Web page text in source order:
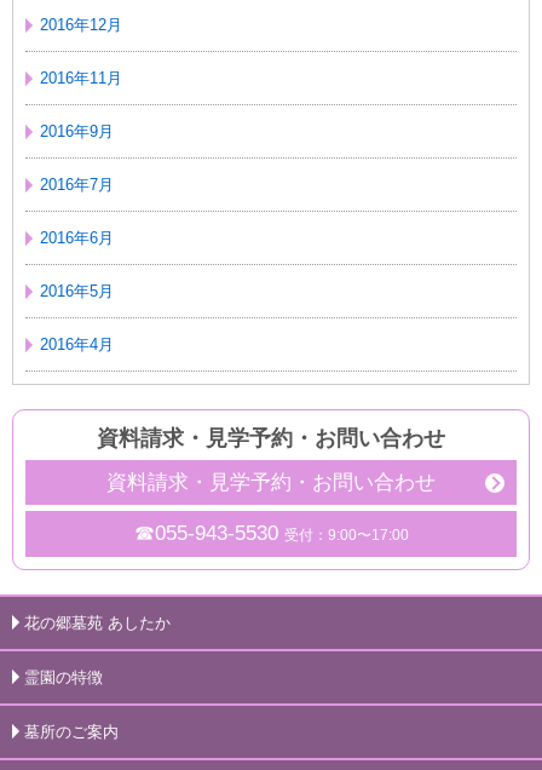
2016年12月
2016年11月
2016年9月
2016年7月
2016年6月
2016年5月
2016年4月
資料請求・見学予約 ・ お問い合わせ
資料請求・見学予約・お問い合わせ
☎055-943-5530 受付：9:00〜17:00
花の郷墓苑 あしたか
霊園の特徴
墓所のご案内